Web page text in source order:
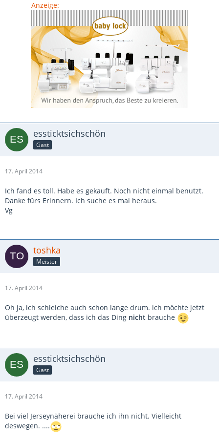
Anzeige:
essticktsichschön
Gast
17. April 2014
Ich fand es toll. Habe es gekauft. Noch nicht einmal benutzt.
Danke fürs Erinnern. Ich suche es mal heraus.
Vg
toshka
Meister
17. April 2014
Oh ja, ich schleiche auch schon lange drum. ich möchte jetzt
überzeugt werden, dass ich das Ding nicht brauche
essticktsichschön
Gast
17. April 2014
Bei viel Jerseynäherei brauche ich ihn nicht. Vielleicht
deswegen. ....